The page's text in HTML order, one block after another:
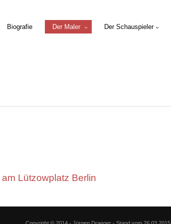
Biografie Der Maler Der Schauspieler
Lützowplatz Berlin
Copyright © 2014 - Jürgen Draeger - Stand vom 26.03.2015